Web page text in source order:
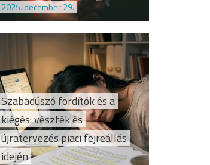
2025. december 29.
Szabadúszó fordítók és a
kiégés: vészfék és
újratervezés piaci fejreállás
idején